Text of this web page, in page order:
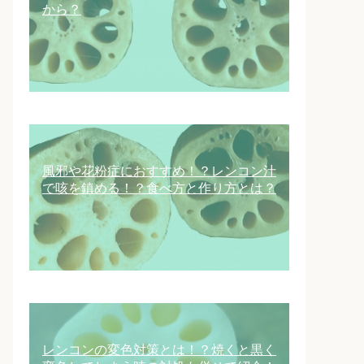
から？
風邪や花粉症におすすめ！？レンコン汁
で咳を鎮める！？食べ方と作り方とは？
レンコンの変色対策とは！？焼くと黒く